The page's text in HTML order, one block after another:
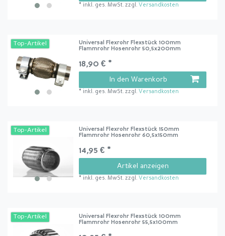
* inkl. ges. MwSt. zzgl. Versandkosten
Top-Artikel
Universal Flexrohr Flexstück 100mm
Flammrohr Hosenrohr 50,5x200mm
18,90 € *
In den Warenkorb
* inkl. ges. MwSt. zzgl. Versandkosten
Top-Artikel
Universal Flexrohr Flexstück 150mm
Flammrohr Hosenrohr 60,5x150mm
14,95 € *
Artikel anzeigen
* inkl. ges. MwSt. zzgl. Versandkosten
Top-Artikel
Universal Flexrohr Flexstück 100mm
Flammrohr Hosenrohr 55,5x100mm